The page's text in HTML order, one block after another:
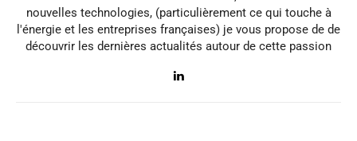
nouvelles technologies, (particulièrement ce qui touche à
l'énergie et les entreprises françaises) je vous propose de de
découvrir les dernières actualités autour de cette passion